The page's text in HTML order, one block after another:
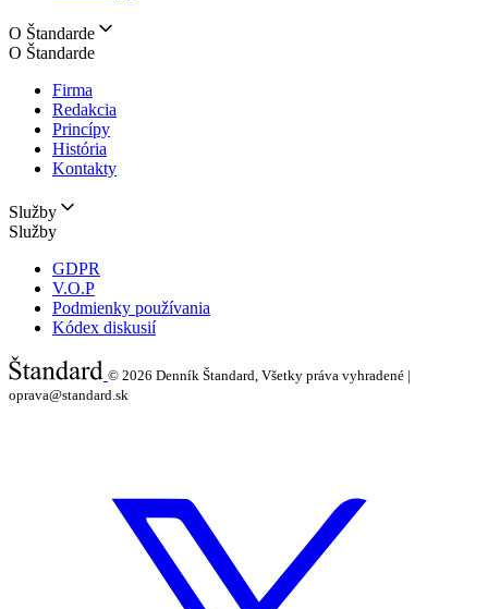
O Štandarde
O Štandarde
Firma
Redakcia
Princípy
História
Kontakty
Služby
Služby
GDPR
V.O.P
Podmienky používania
Kódex diskusií
© 2026 Denník Štandard, Všetky práva vyhradené |
oprava@standard.sk